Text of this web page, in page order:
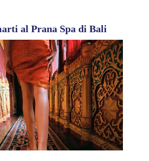
al Prana Spa di Bali